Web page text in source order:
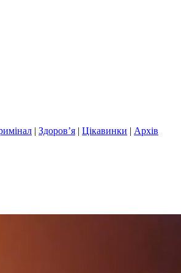
| Здоров’я | Цікавинки | Архів